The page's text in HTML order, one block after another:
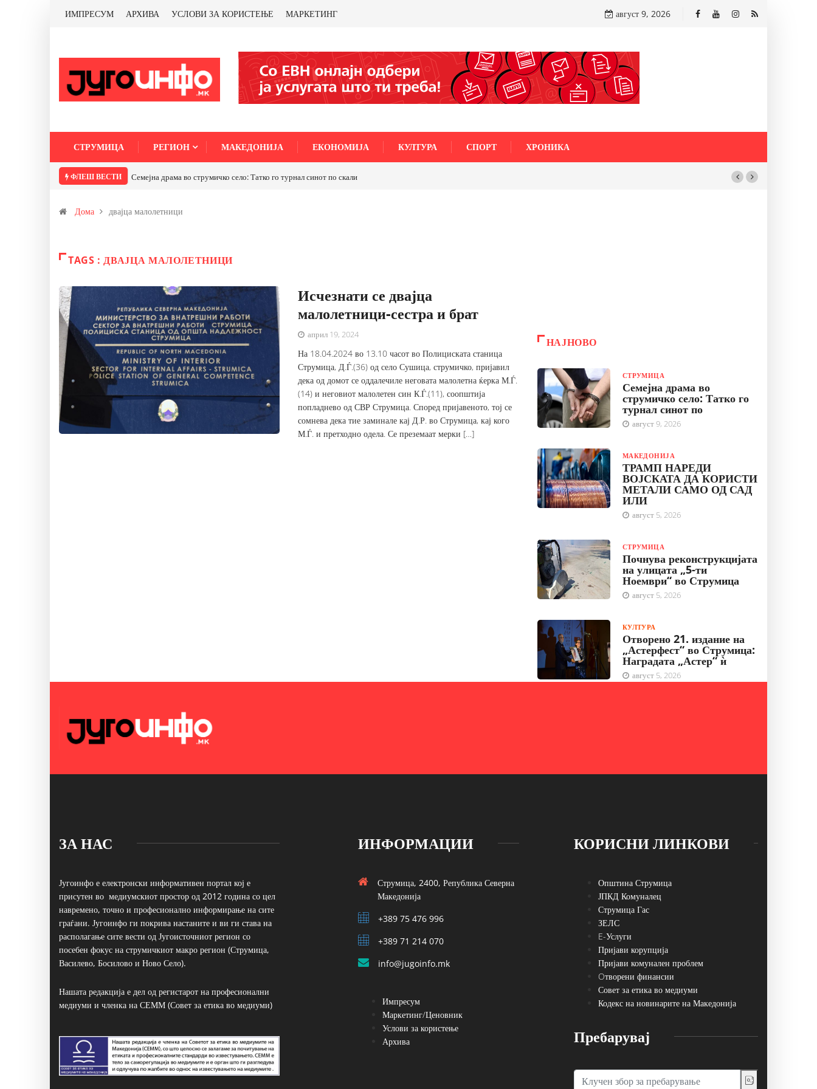
ИМПРЕСУМ АРХИВА УСЛОВИ ЗА КОРИСТЕЊЕ МАРКЕТИНГ август 9, 2026
СТРУМИЦА РЕГИОН МАКЕДОНИЈА ЕКОНОМИЈА КУЛТУРА СПОРТ ХРОНИКА
ФЛЕШ ВЕСТИ Семејна драма во струмичко село: Татко го турнал синот по скали
Дома двајца малолетници
TAGS : ДВАЈЦА МАЛОЛЕТНИЦИ
Исчезнати се двајца
малолетници-сестра и брат
април 19, 2024
На 18.04.2024 во 13.10 часот во Полициската станица
Струмица, Д.Ѓ.(36) од село Сушица, струмичко, пријавил
дека од домот се оддалечиле неговата малолетна ќерка М.Ѓ.
(14) и неговиот малолетен син К.Ѓ.(11), соопштија
попладнево од СВР Струмица. Според пријавеното, тој се
сомнева дека тие заминале кај Д.Р. во Струмица, кај кого
М.Ѓ. и претходно одела. Се преземаат мерки […]
НАЈНОВО
СТРУМИЦА
Семејна драма во
струмичко село: Татко го
турнал синот по
август 9, 2026
МАКЕДОНИЈА
ТРАМП НАРЕДИ
ВОЈСКАТА ДА КОРИСТИ
МЕТАЛИ САМО ОД САД
ИЛИ
август 5, 2026
СТРУМИЦА
Почнува реконструкцијата
на улицата „5-ти
Ноември“ во Струмица
август 5, 2026
КУЛТУРА
Отворено 21. издание на
„Астерфест“ во Струмица:
Наградата „Астер“ ѝ
август 5, 2026
ЗА НАС
Југоинфо е електронски информативен портал кој е
присутен во медиумскиот простор од 2012 година со цел
навремено, точно и професионално информирање на сите
граѓани. Југоинфо ги покрива настаните и ви ги става на
располагање сите вести од Југоисточниот регион со
посебен фокус на струмичкиот макро регион (Струмица,
Василево, Босилово и Ново Село).
Нашата редакција е дел од регистарот на професионални
медиуми и членка на СЕММ (Совет за етика во медиуми)
ИНФОРМАЦИИ
Струмица, 2400, Република Северна
Македонија
+389 75 476 996
+389 71 214 070
info@jugoinfo.mk
Импресум
Маркетинг/Ценовник
Услови за користење
Архива
КОРИСНИ ЛИНКОВИ
Општина Струмица
ЈПКД Комуналец
Струмица Гас
ЗЕЛС
E-Услуги
Пријави корупција
Пријави комунален проблем
Oтворени финансии
Совет за етика во медиуми
Кодекс на новинарите на Македонија
Пребарувај